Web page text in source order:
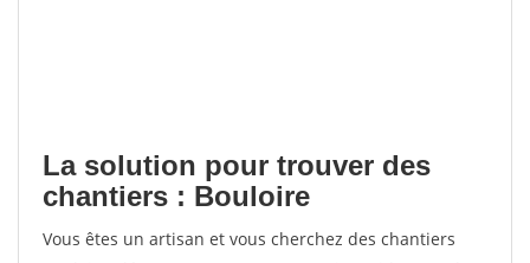
La solution pour trouver des
chantiers : Bouloire
Vous êtes un artisan et vous cherchez des chantiers